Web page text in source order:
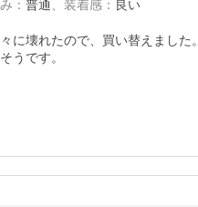
： 普通 装着感 ： 良い
に壊れたので、買い替えました。
うです。